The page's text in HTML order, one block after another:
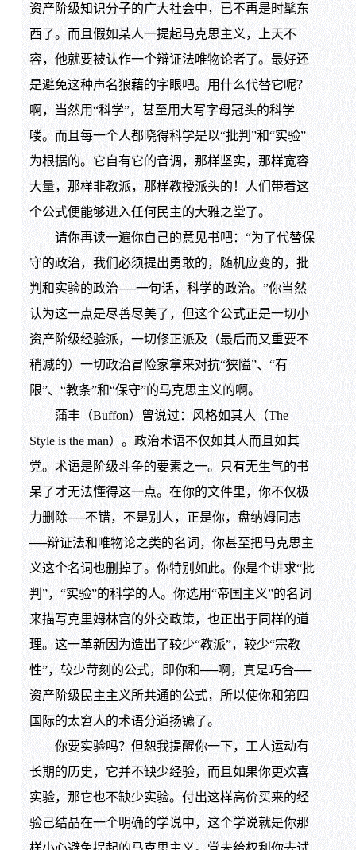
资产阶级知识分子的广大社会中，已不再是时髦东
西了。而且假如某人一提起马克思主义，上天不
容，他就要被认作一个辩证法唯物论者了。最好还
是避免这种声名狼藉的字眼吧。用什么代替它呢？
啊，当然用“科学”，甚至用大写字母冠头的科学
喽。而且每一个人都晓得科学是以“批判”和“实验”
为根据的。它自有它的音调，那样坚实，那样宽容
大量，那样非教派，那样教授派头的！人们带着这
个公式便能够进入任何民主的大雅之堂了。
请你再读一遍你自己的意见书吧：“为了代替保
守的政治，我们必须提出勇敢的，随机应变的，批
判和实验的政治──一句话，科学的政治。”你当然
认为这一点是尽善尽美了，但这个公式正是一切小
资产阶级经验派，一切修正派及（最后而又重要不
稍减的）一切政治冒险家拿来对抗“狭隘”、“有
限”、“教条”和“保守”的马克思主义的啊。
蒲丰（Buffon）曾说过：风格如其人（The
Style is the man）。政治术语不仅如其人而且如其
党。术语是阶级斗争的要素之一。只有无生气的书
呆了才无法懂得这一点。在你的文件里，你不仅极
力删除──不错，不是别人，正是你，盘纳姆同志
──辩证法和唯物论之类的名词，你甚至把马克思主
义这个名词也删掉了。你特别如此。你是个讲求“批
判”，“实验”的科学的人。你选用“帝国主义”的名词
来描写克里姆林宫的外交政策，也正出于同样的道
理。这一革新因为造出了较少“教派”，较少“宗教
性”，较少苛刻的公式，即你和──啊，真是巧合──
资产阶级民主主义所共通的公式，所以使你和第四
国际的太窘人的术语分道扬镳了。
你要实验吗？但恕我提醒你一下，工人运动有
长期的历史，它并不缺少经验，而且如果你更欢喜
实验，那它也不缺少实验。付出这样高价买来的经
验己结晶在一个明确的学说中，这个学说就是你那